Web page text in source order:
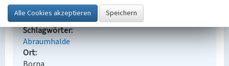
Aufschlusshalde des Tagebaus Witznitz I
Schlagwörter
Abraumhalde
Ort